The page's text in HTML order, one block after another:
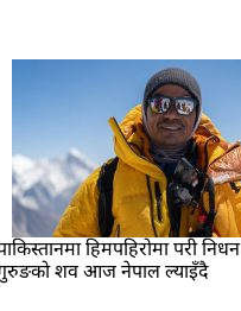
हिमपहिरोमा परी
शव आज नेपाल ल्याइँदै